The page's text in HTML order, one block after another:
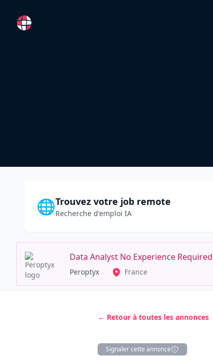
RemoteFR
🌐Trouvez votre job remote
Recherche d'emploi IA
Data Analyst No Experience Required
Peroptyx France
← Retour à toutes les annonces
Signaler cette annonce